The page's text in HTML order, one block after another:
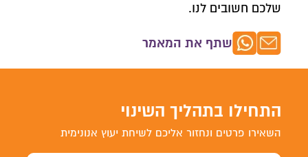
שלכם חשובים לנו.
שתף את המאמר
התחילו בתהליך השינוי
השאירו פרטים ונחזור אליכם לשיחת יעוץ אנונימית